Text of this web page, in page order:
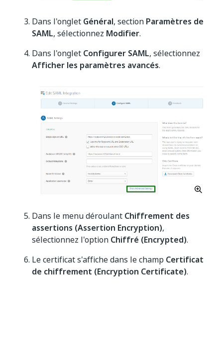
Dans l'onglet Général, section Paramètres de
SAML, sélectionnez Modifier.
Dans l'onglet Configurer SAML, sélectionnez
Afficher les paramètres avancés.
Dans le menu déroulant Chiffrement des
assertions (Assertion Encryption),
sélectionnez l'option Chiffré (Encrypted).
Le certificat s'affiche dans le champ Certificat
de chiffrement (Encryption Certificate).